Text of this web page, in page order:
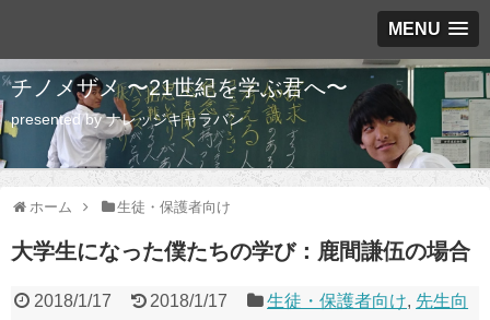
MENU
チノメザメ 〜21世紀を学ぶ君へ〜
presented by ナレッジキャラバン
ホーム 生徒・保護者向け
大学生になった僕たちの学び：鹿間謙伍の場合
2018/1/17 2018/1/17 生徒・保護者向け, 先生向